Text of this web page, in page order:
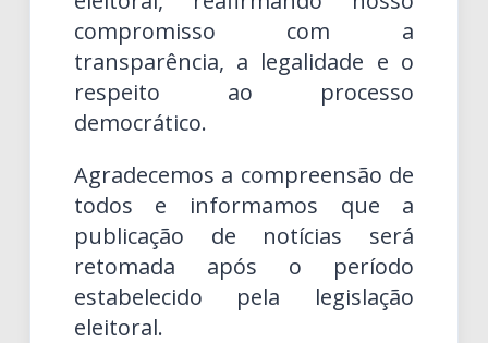
compromisso com a
transparência, a legalidade e o
respeito ao processo
democrático.
Agradecemos a compreensão de
todos e informamos que a
publicação de notícias será
retomada após o período
estabelecido pela legislação
eleitoral.